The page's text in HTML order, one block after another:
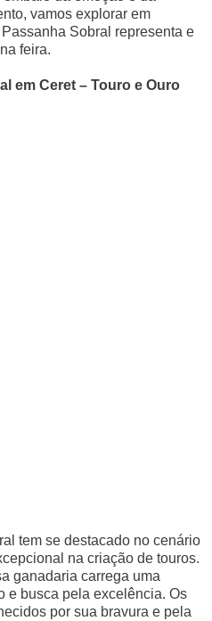
vamos explorar em
Sobral representa e
feira.
em Ceret – Touro e Ouro
tem se destacado no cenário
na criação de touros.
ganadaria carrega uma
e busca pela excelência. Os
por sua bravura e pela